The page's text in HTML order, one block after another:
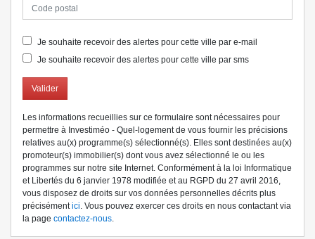
Je souhaite recevoir des alertes pour cette ville par e-mail
Je souhaite recevoir des alertes pour cette ville par sms
Valider
Les informations recueillies sur ce formulaire sont nécessaires pour
permettre à Investiméo - Quel-logement de vous fournir les précisions
relatives au(x) programme(s) sélectionné(s). Elles sont destinées au(x)
promoteur(s) immobilier(s) dont vous avez sélectionné le ou les
programmes sur notre site Internet. Conformément à la loi Informatique
et Libertés du 6 janvier 1978 modifiée et au RGPD du 27 avril 2016,
vous disposez de droits sur vos données personnelles décrits plus
précisémentici. Vous pouvez exercer ces droits en nous contactant via
la page contactez-nous.